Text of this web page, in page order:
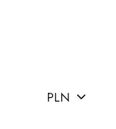
PLN